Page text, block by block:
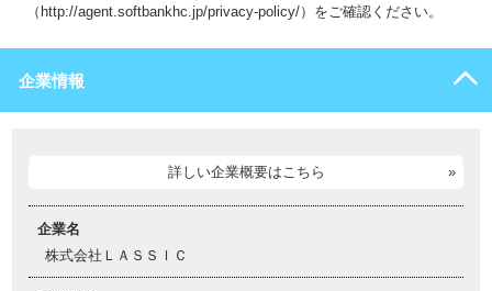
（http://agent.softbankhc.jp/privacy-policy/）をご確認ください。
企業情報
詳しい企業概要はこちら
企業名
株式会社ＬＡＳＳＩＣ